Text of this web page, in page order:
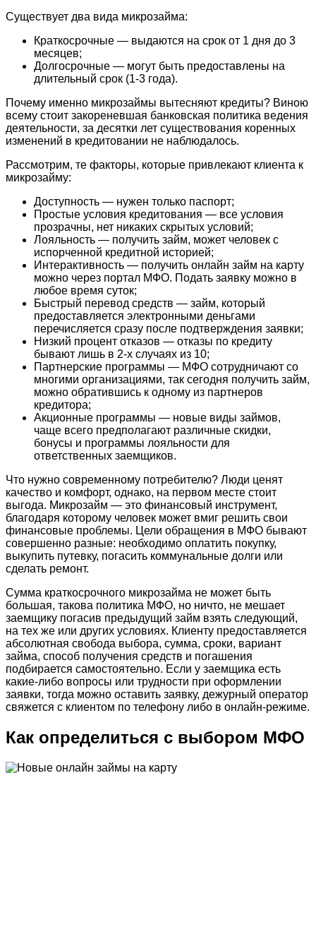
Существует два вида микрозайма:
Краткосрочные — выдаются на срок от 1 дня до 3
месяцев;
Долгосрочные — могут быть предоставлены на
длительный срок (1-3 года).
Почему именно микрозаймы вытесняют кредиты? Виною
всему стоит закореневшая банковская политика ведения
деятельности, за десятки лет существования коренных
изменений в кредитовании не наблюдалось.
Рассмотрим, те факторы, которые привлекают клиента к
микрозайму:
Доступность — нужен только паспорт;
Простые условия кредитования — все условия
прозрачны, нет никаких скрытых условий;
Лояльность — получить займ, может человек с
испорченной кредитной историей;
Интерактивность — получить онлайн займ на карту
можно через портал МФО. Подать заявку можно в
любое время суток;
Быстрый перевод средств — займ, который
предоставляется электронными деньгами
перечисляется сразу после подтверждения заявки;
Низкий процент отказов — отказы по кредиту
бывают лишь в 2-х случаях из 10;
Партнерские программы — МФО сотрудничают со
многими организациями, так сегодня получить займ,
можно обратившись к одному из партнеров
кредитора;
Акционные программы — новые виды займов,
чаще всего предполагают различные скидки,
бонусы и программы лояльности для
ответственных заемщиков.
Что нужно современному потребителю? Люди ценят
качество и комфорт, однако, на первом месте стоит
выгода. Микрозайм — это финансовый инструмент,
благодаря которому человек может вмиг решить свои
финансовые проблемы. Цели обращения в МФО бывают
совершенно разные: необходимо оплатить покупку,
выкупить путевку, погасить коммунальные долги или
сделать ремонт.
Сумма краткосрочного микрозайма не может быть
большая, такова политика МФО, но ничто, не мешает
заемщику погасив предыдущий займ взять следующий,
на тех же или других условиях. Клиенту предоставляется
абсолютная свобода выбора, сумма, сроки, вариант
займа, способ получения средств и погашения
подбирается самостоятельно. Если у заемщика есть
какие-либо вопросы или трудности при оформлении
заявки, тогда можно оставить заявку, дежурный оператор
свяжется с клиентом по телефону либо в онлайн-режиме.
Как определиться с выбором МФО